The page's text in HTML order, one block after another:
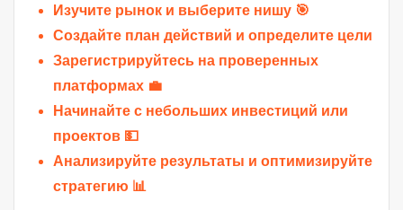
Изучите рынок и выберите нишу 🎯
Создайте план действий и определите цели 📝
Зарегистрируйтесь на проверенных
платформах 💼
Начинайте с небольших инвестиций или
проектов 💵
Анализируйте результаты и оптимизируйте
стратегию 📊